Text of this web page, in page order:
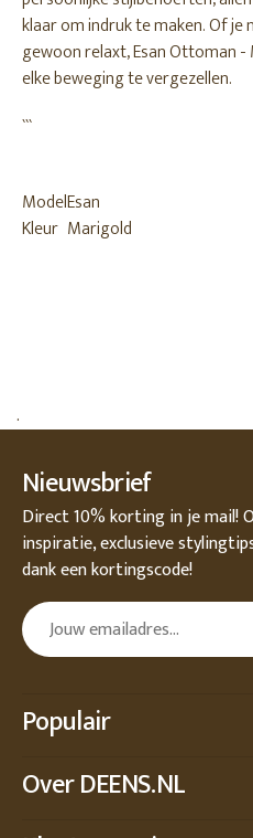
klaar om indruk te maken. Of
gewoon relaxt, Esan Ottoman
elke beweging te vergezellen.
```
ModelEsan
Kleur Marigold
.
Nieuwsbrief
Direct 10% korting in je mail!
inspiratie, exclusieve
dank een kortingscode!
Populair
Over DEENS.NL